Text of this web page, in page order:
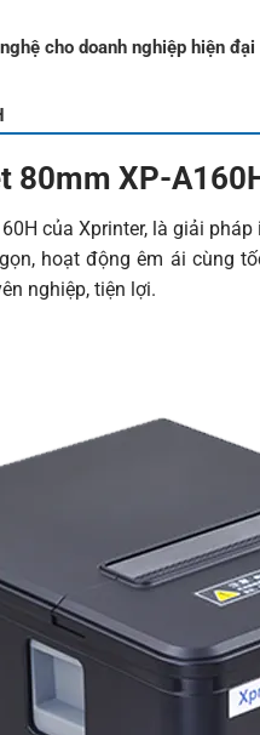
cho doanh nghiệp hiện đại
80mm XP-
của Xprinter, là giải
hoạt động êm ái cùng
nghiệp, tiện lợi.